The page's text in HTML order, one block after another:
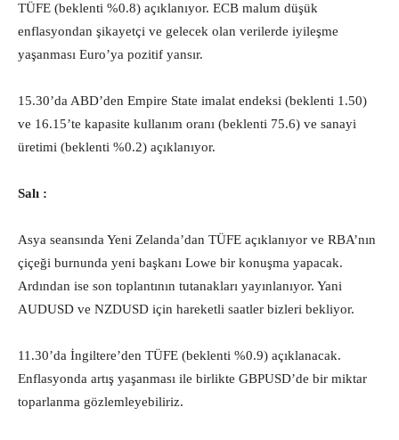
TÜFE (beklenti %0.8) açıklanıyor. ECB malum düşük
enflasyondan şikayetçi ve gelecek olan verilerde iyileşme
yaşanması Euro’ya pozitif yansır.
15.30’da ABD’den Empire State imalat endeksi (beklenti 1.50)
ve 16.15’te kapasite kullanım oranı (beklenti 75.6) ve sanayi
üretimi (beklenti %0.2) açıklanıyor.
Salı :
Asya seansında Yeni Zelanda’dan TÜFE açıklanıyor ve RBA’nın
çiçeği burnunda yeni başkanı Lowe bir konuşma yapacak.
Ardından ise son toplantının tutanakları yayınlanıyor. Yani
AUDUSD ve NZDUSD için hareketli saatler bizleri bekliyor.
11.30’da İngiltere’den TÜFE (beklenti %0.9) açıklanacak.
Enflasyonda artış yaşanması ile birlikte GBPUSD’de bir miktar
toparlanma gözlemleyebiliriz.